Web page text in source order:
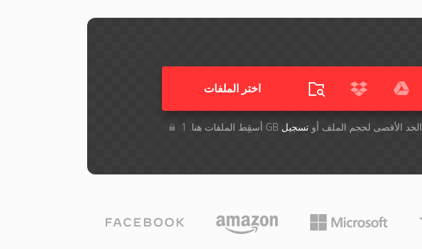
اختر الملفات
أسقِط الملفات هنا. 1 GB الحد الأقصى لحجم الملف أو تسجيل